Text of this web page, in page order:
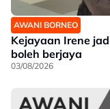
AWANI BORNEO
Kejayaan Irene
boleh berjaya
03/08/2026